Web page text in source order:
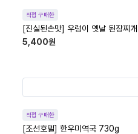
직접 구매한
[진실된손맛] 우렁이 옛날 된장찌개
5,400원
직접 구매한
[조선호텔] 한우미역국 730g